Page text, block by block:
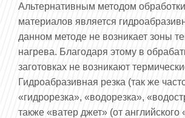
Альтернативным методом
материалов является
данном методе не возникает зоны
нагрева. Благодаря этому в
заготовках не возникают
Гидроабразивная резка (так же
«гидрорезка», «водорезка»,
также «ватер джет» (от английского